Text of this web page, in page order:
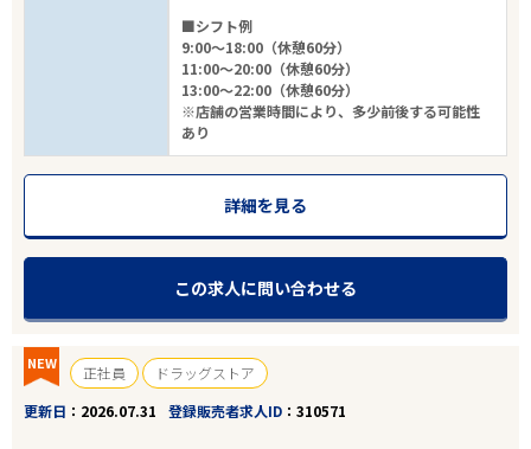
エリアで探す
小山市
業種
こだわり条件
■シフト例
9:00～18:00（休憩60分）
11:00～20:00（休憩60分）
13:00～22:00（休憩60分）
※店舗の営業時間により、多少前後する可能性
あり
詳細を見る
この求人に問い合わせる
NEW 正社員
ドラッグストア
更新日
2026.07.31 登録販売者求人ID 310571